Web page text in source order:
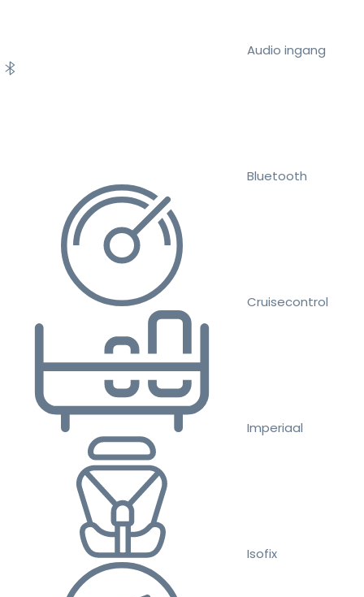
Audio ingang
Bluetooth
Cruisecontrol
Imperiaal
Isofix